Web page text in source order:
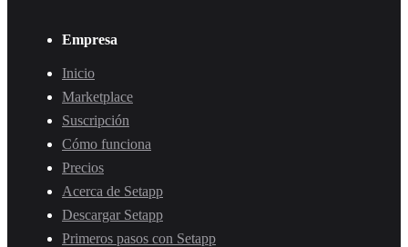
Empresa
Inicio
Marketplace
Suscripción
Cómo funciona
Precios
Acerca de Setapp
Descargar Setapp
Primeros pasos con Setapp